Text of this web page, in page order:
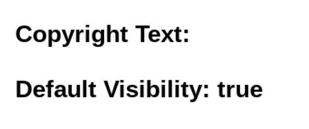
Copyright Text:
Default Visibility: true